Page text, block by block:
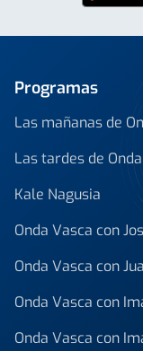
Programas
Las mañanas de
Las tardes de
Kale Nagusia
Onda Vasca con
Onda Vasca con
Onda Vasca con
Onda Vasca con